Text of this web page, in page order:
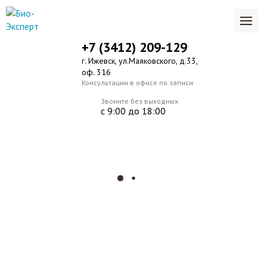
Звоните без выходных
с 9:00 до 18:00
+7 (3412) 209-129
г. Ижевск, ул.Маяковского, д.33,
оф. 316
Консультации в офисе по записи